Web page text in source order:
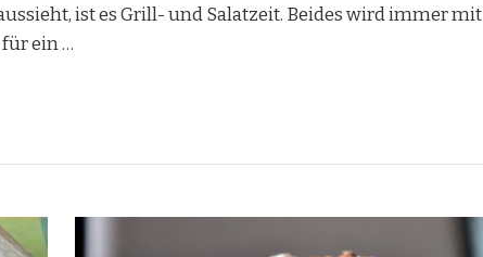
ist es Grill- und Salatzeit. Beides wird immer mit
ein …